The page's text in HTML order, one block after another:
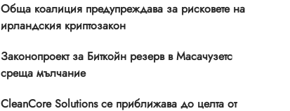
Обща коалиция предупреждава за рисковете на
ирландския криптозакон
Законопроект за Биткойн резерв в Масачузетс
среща мълчание
CleanCore Solutions се приближава до целта от